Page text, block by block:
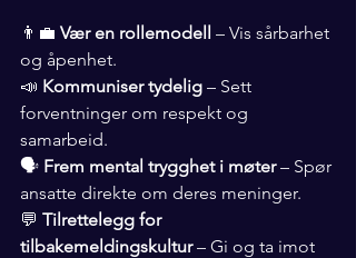
👨‍💼 Vær en rollemodell – Vis sårbarhet
og åpenhet.
📣 Kommuniser tydelig – Sett
forventninger om respekt og
samarbeid.
🗣 Frem mental trygghet i møter – Spør
ansatte direkte om deres meninger.
💬 Tilrettelegg for
tilbakemeldingskultur – Gi og ta imot